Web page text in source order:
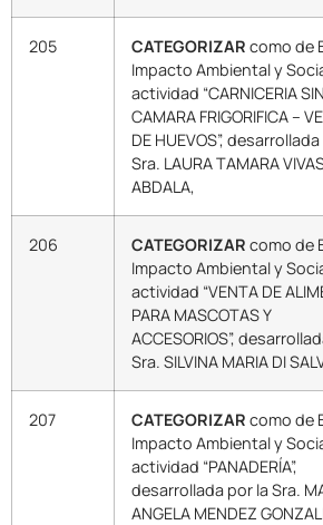
205 CATEGORIZAR como de
Impacto Ambiental y
actividad “CARNICERIA SIN
CAMARA FRIGORIFICA –
DE HUEVOS”,
Sra. LAURA TAMARA
ABDALA,
206 CATEGORIZAR como de
Impacto Ambiental y
actividad “VENTA DE
PARA MASCOTAS Y
ACCESORIOS”,
Sra. SILVINA MARIA DI
207 CATEGORIZAR como de
Impacto Ambiental y
actividad “PANADERÍA”,
desarrollada por la Sra.
ANGELA MENDEZ